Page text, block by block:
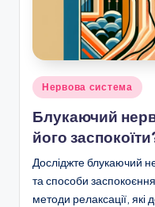
Posted
in
Нервова система
Блукаючий
його
Досліджте блукаючий
та способи
методи релаксації,